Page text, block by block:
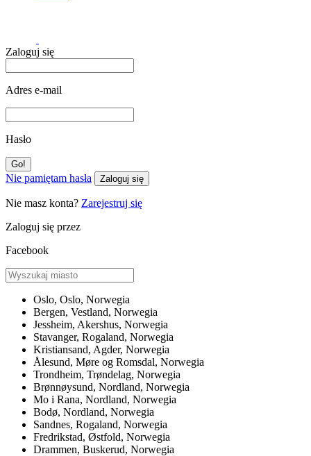
Zaloguj się
Adres e-mail
Hasło
Nie pamiętam hasła Zaloguj się
Nie masz konta? Zarejestruj się
Zaloguj się przez
Facebook
Oslo, Oslo, Norwegia
Bergen, Vestland, Norwegia
Jessheim, Akershus, Norwegia
Stavanger, Rogaland, Norwegia
Kristiansand, Agder, Norwegia
Ålesund, Møre og Romsdal, Norwegia
Trondheim, Trøndelag, Norwegia
Brønnøysund, Nordland, Norwegia
Mo i Rana, Nordland, Norwegia
Bodø, Nordland, Norwegia
Sandnes, Rogaland, Norwegia
Fredrikstad, Østfold, Norwegia
Drammen, Buskerud, Norwegia